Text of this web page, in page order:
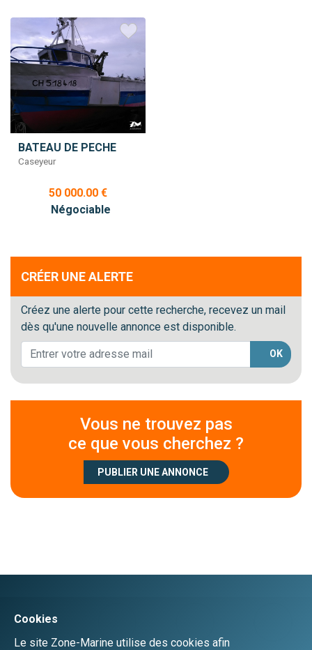
BATEAU DE PECHE
Caseyeur
50 000.00 €
Négociable
Vous ne trouvez pas
ce que vous cherchez ?
PUBLIER UNE ANNONCE
CRÉER UNE ALERTE
Créez une alerte pour cette recherche, recevez un mail
dès qu'une nouvelle annonce est disponible.
OK